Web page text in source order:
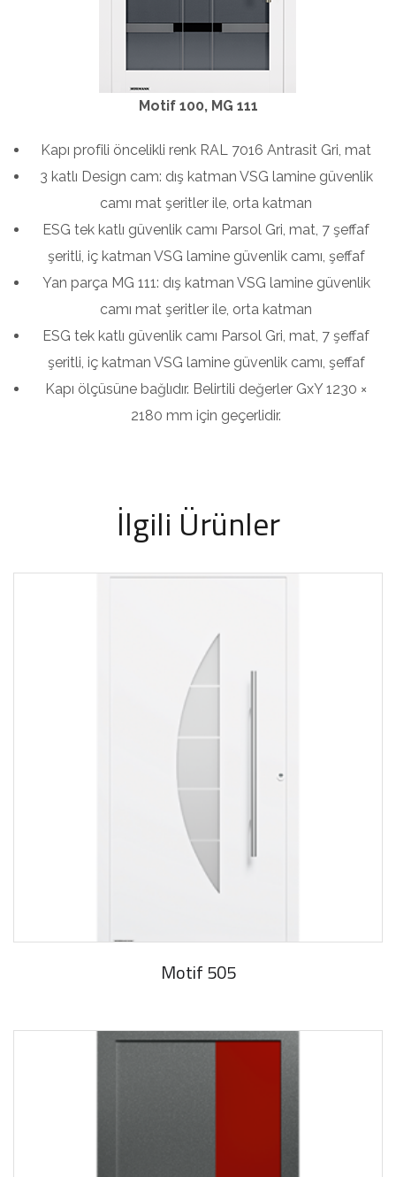
Motif 100, MG 111
Kapı profili öncelikli renk RAL 7016 Antrasit Gri, mat
3 katlı Design cam: dış katman VSG lamine güvenlik
camı mat şeritler ile, orta katman
ESG tek katlı güvenlik camı Parsol Gri, mat, 7 şeffaf
şeritli, iç katman VSG lamine güvenlik camı, şeffaf
Yan parça MG 111: dış katman VSG lamine güvenlik
camı mat şeritler ile, orta katman
ESG tek katlı güvenlik camı Parsol Gri, mat, 7 şeffaf
şeritli, iç katman VSG lamine güvenlik camı, şeffaf
Kapı ölçüsüne bağlıdır. Belirtili değerler GxY 1230 ×
2180 mm için geçerlidir.
İlgili Ürünler
Motif 505